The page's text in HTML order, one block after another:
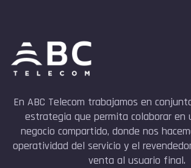
En ABC Telecom trabajamos en
estrategia que permita colaborar en
negocio compartido, donde nos
operatividad del servicio y el
venta al usuario final.